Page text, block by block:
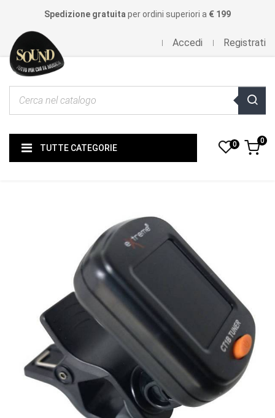
Spedizione gratuita per ordini superiori a € 199
Accedi Registrati
TUTTE CATEGORIE 0 0